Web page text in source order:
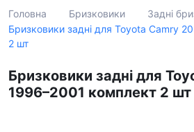
Головна Бризковики
Задні
Бризковики задні для Toyota Camry
2 шт
Бризковики задні для
1996–2001 комплект 2